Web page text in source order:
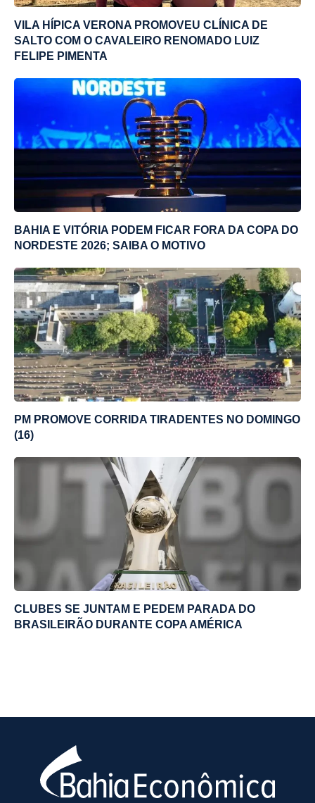
VILA HÍPICA VERONA PROMOVEU CLÍNICA DE
SALTO COM O CAVALEIRO RENOMADO LUIZ
FELIPE PIMENTA
BAHIA E VITÓRIA PODEM FICAR FORA DA COPA DO
NORDESTE 2026; SAIBA O MOTIVO
PM PROMOVE CORRIDA TIRADENTES NO DOMINGO
(16)
CLUBES SE JUNTAM E PEDEM PARADA DO
BRASILEIRÃO DURANTE COPA AMÉRICA